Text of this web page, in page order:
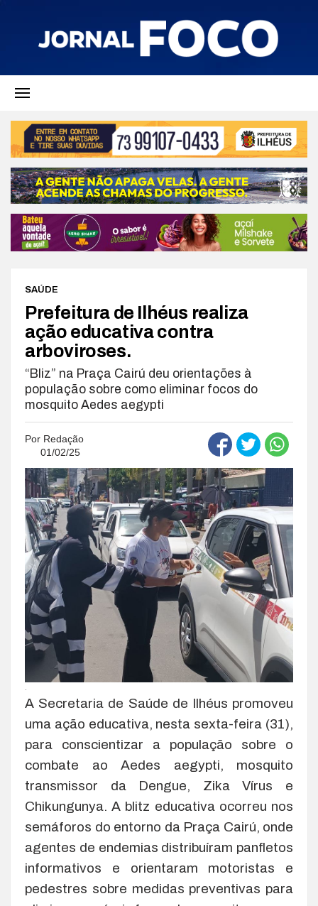
SAÚDE
Prefeitura de Ilhéus realiza
ação educativa contra
arboviroses.
“Bliz” na Praça Cairú deu orientações à
população sobre como eliminar focos do
mosquito Aedes aegypti
Por Redação
01/02/25
A Secretaria de Saúde de Ilhéus promoveu
uma ação educativa, nesta sexta-feira (31),
para conscientizar a população sobre o
combate ao Aedes aegypti, mosquito
transmissor da Dengue, Zika Vírus e
Chikungunya. A blitz educativa ocorreu nos
semáforos do entorno da Praça Cairú, onde
agentes de endemias distribuíram panfletos
informativos e orientaram motoristas e
pedestres sobre medidas preventivas para